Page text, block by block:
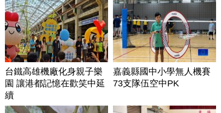
台鐵高雄機廠化身親子樂
園 讓港都記憶在歡笑中延
續
嘉義縣國中小學無人機賽
73支隊伍空中PK